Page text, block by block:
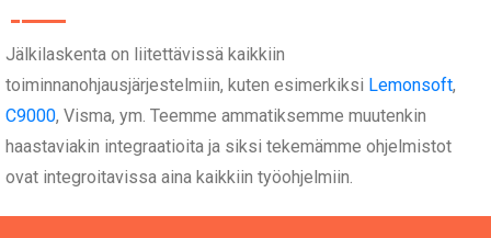
Jälkilaskenta on liitettävissä kaikkiin
toiminnanohjausjärjestelmiin, kuten esimerkiksi Lemonsoft,
C9000, Visma, ym. Teemme ammatiksemme muutenkin
haastaviakin integraatioita ja siksi tekemämme ohjelmistot
ovat integroitavissa aina kaikkiin työohjelmiin.